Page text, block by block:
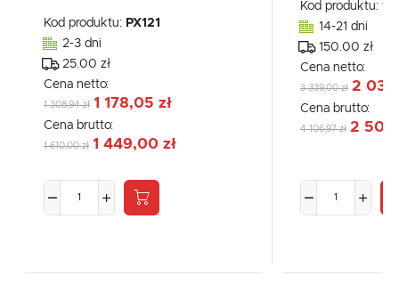
Kod produktu: PX121
2-3 dni
25.00 zł
Cena netto:
1 308,94 zł 1 178,05 zł
Cena brutto:
1 610,00 zł 1 449,00 zł
Kod produktu:
14-21 dni
150.00 zł
Cena netto:
3 339,00 zł 2
Cena brutto:
4 106,97 zł 2